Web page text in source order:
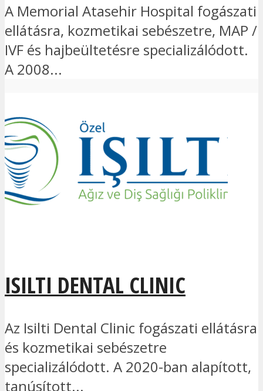
A Memorial Atasehir Hospital fogászati
ellátásra, kozmetikai sebészetre, MAP /
IVF és hajbeültetésre specializálódott.
A 2008...
ISILTI DENTAL CLINIC
Az Isilti Dental Clinic fogászati ellátásra
és kozmetikai sebészetre
specializálódott. A 2020-ban alapított,
tanúsított...